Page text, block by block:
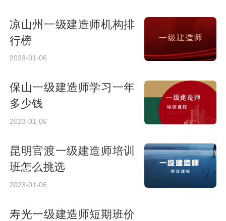
凉山州一级建造师机构排
行榜
2023-01-06
保山一级建造师学习一年
多少钱
2023-01-06
昆明官渡一级建造师培训
班怎么挑选
2023-01-06
寿光一级建造师短期班价